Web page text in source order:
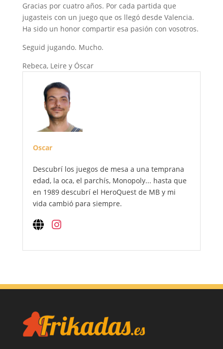
Gracias por cuatro años. Por cada partida que
jugasteis con un juego que os llegó desde Valencia.
Ha sido un honor compartir esa pasión con vosotros.
Seguid jugando. Mucho.
Rebeca, Leire y Óscar
Oscar
Descubrí los juegos de mesa a una temprana
edad, la oca, el parchís, Monopoly... hasta que
en 1989 descubrí el HeroQuest de MB y mi
vida cambió para siempre.